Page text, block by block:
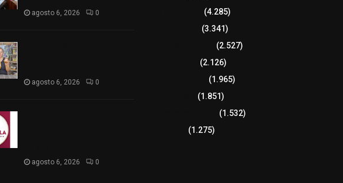
agosto 6, 2026 0
agosto 6, 2026 0
agosto 6, 2026 0
(4.285)
(3.341)
(2.527)
(2.126)
(1.965)
(1.851)
(1.532)
(1.275)